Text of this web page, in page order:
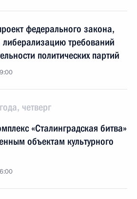
федерального закона,
либерализацию требований
политических партий
четверг
«Сталинградская битва»
объектам культурного